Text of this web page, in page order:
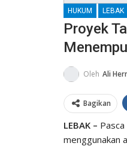
HUKUM LEBAK
Proyek
Oleh Ali
Bagikan
LEBAK –
menggunakan